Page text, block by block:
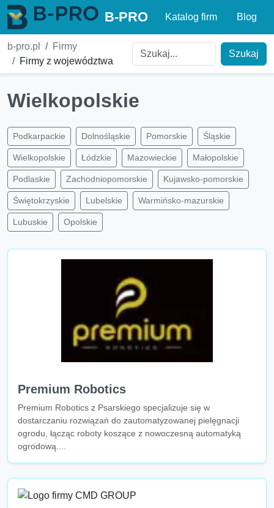
B-PRO Katalog firm Blog
b-pro.pl
Firmy
Firmy z województwa
Szukaj
Wielkopolskie
Podkarpackie Dolnośląskie Pomorskie Śląskie
Wielkopolskie Łódzkie Mazowieckie Małopolskie
Podlaskie Zachodniopomorskie Kujawsko-pomorskie
Świętokrzyskie Lubelskie Warmińsko-mazurskie
Lubuskie Opolskie
Premium Robotics
Premium Robotics z Psarskiego specjalizuje się w
dostarczaniu rozwiązań do zautomatyzowanej pielęgnacji
ogrodu, łącząc roboty koszące z nowoczesną automatyką
ogrodową....